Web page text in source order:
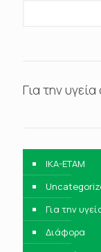
Για την
IKA-ETAM
Για την
Διάφορα